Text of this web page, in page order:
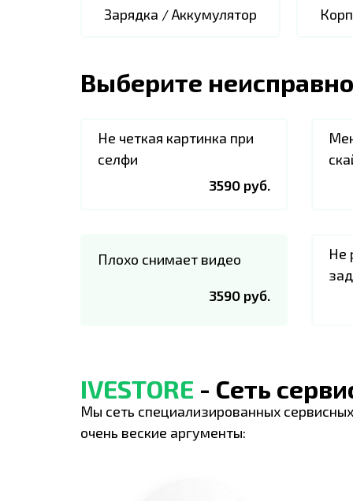
Зарядка / Аккумулятор
Выберите
Не четкая картинка при
селфи
3590 руб.
Плохо снимает видео
3590 руб.
Не
IVESTORE - Сеть
Мы сеть специализированных
очень веские аргументы: